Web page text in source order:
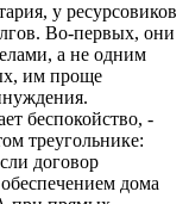
у ресурсовиков
Во-первых, они
а не одним
им проще
беспокойство, -
треугольнике:
договор
дома